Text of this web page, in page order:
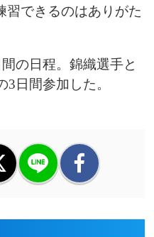
習できるのはありがた
の日程。錦織選手と
日間参加した。